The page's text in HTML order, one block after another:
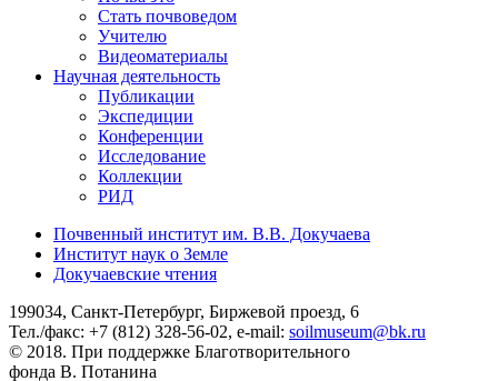
Стать почвоведом
Учителю
Видеоматериалы
Научная деятельность
Публикации
Экспедиции
Конференции
Исследование
Коллекции
РИД
Почвенный институт им. В.В. Докучаева
Институт наук о Земле
Докучаевские чтения
199034, Санкт-Петербург, Биржевой проезд, 6
Тел./факс: +7 (812) 328-56-02, e-mail: soilmuseum@bk.ru
© 2018. При поддержке Благотворительного
фонда В. Потанина